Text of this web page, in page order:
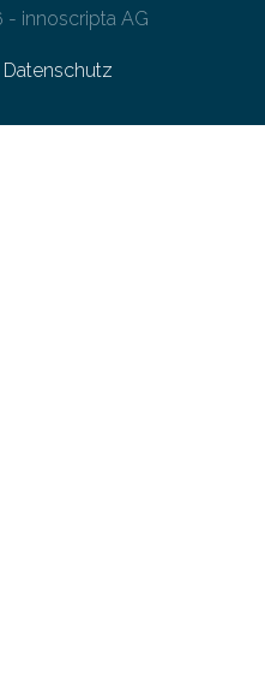
innoscripta AG
Datenschutz